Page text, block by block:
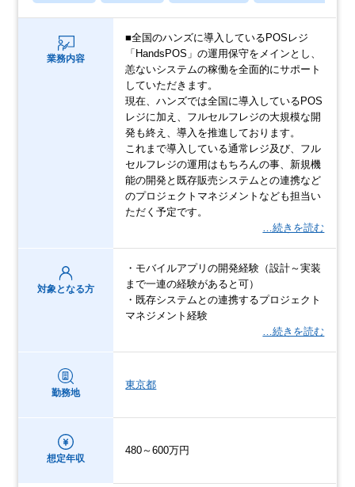
業務内容
■全国のハンズに導入しているPOSレジ
「HandsPOS」の運用保守をメインとし、
恙ないシステムの稼働を全面的にサポート
していただきます。
現在、ハンズでは全国に導入しているPOS
レジに加え、フルセルフレジの大規模な開
発も終え、導入を推進しております。
これまで導入している通常レジ及び、フル
セルフレジの運用はもちろんの事、新規機
能の開発と既存販売システムとの連携など
のプロジェクトマネジメントなども担当い
ただく予定です。
…続きを読む
対象となる方
・モバイルアプリの開発経験（設計～実装
まで一連の経験があると可）
・既存システムとの連携するプロジェクト
マネジメント経験
…続きを読む
勤務地
東京都
想定年収
480～600万円